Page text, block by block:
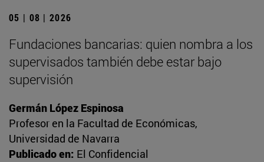
05 | 08 | 2026
Fundaciones bancarias: quien nombra a los
supervisados también debe estar bajo
supervisión
Germán López Espinosa
Profesor en la Facultad de Económicas,
Universidad de Navarra
Publicado en: El Confidencial